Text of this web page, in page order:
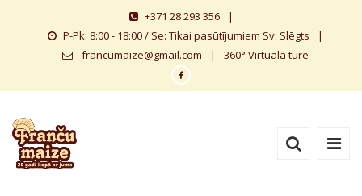
+371 28 293 356
|
P-Pk: 8:00 - 18:00 / Se: Tikai pasūtījumiem Sv: Slēgts
|
francumaize@gmail.com
| 360° Virtuālā tūre